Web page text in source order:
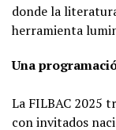
donde la
herramienta
Una
La FILBAC 2025
con invitados